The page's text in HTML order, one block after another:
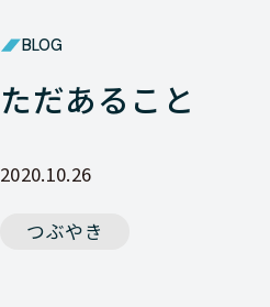
BLOG
ただあること
2020.10.26
つぶやき